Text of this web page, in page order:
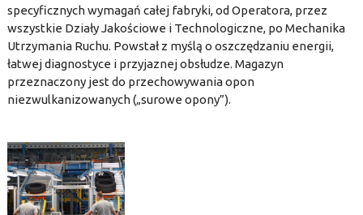
specyficznych wymagań całej fabryki, od Operatora, przez
wszystkie Działy Jakościowe i Technologiczne, po Mechanika
Utrzymania Ruchu. Powstał z myślą o oszczędzaniu energii,
łatwej diagnostyce i przyjaznej obsłudze. Magazyn
przeznaczony jest do przechowywania opon
niezwulkanizowanych („surowe opony”).